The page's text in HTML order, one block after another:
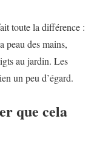
toute la différence :
peau des mains,
au jardin. Les
un peu d’égard.
que cela